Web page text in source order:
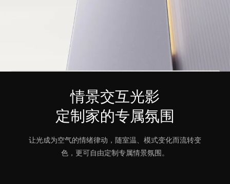
情景交互光影
定制家的专属氛围
让光成为空气的情绪律动，随室温、模式变化而流转变
色，更可自由定制专属情景氛围。